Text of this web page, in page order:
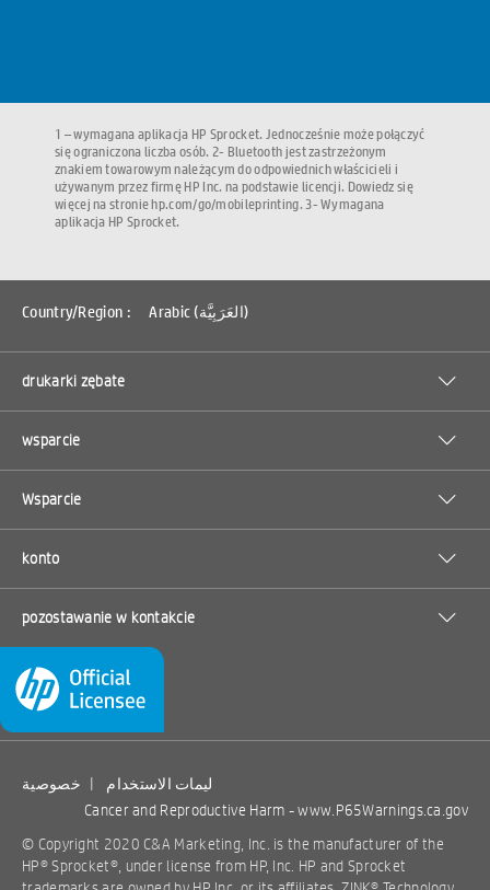
1 – wymagana aplikacja HP Sprocket. Jednocześnie może połączyć
się ograniczona liczba osób. 2- Bluetooth jest zastrzeżonym
znakiem towarowym należącym do odpowiednich właścicieli i
używanym przez firmę HP Inc. na podstawie licencji. Dowiedz się
więcej na stronie hp.com/go/mobileprinting. 3- Wymagana
aplikacja HP Sprocket.
Country/Region : Arabic (العَرَبِيَّة)
drukarki zębate
wsparcie
Wsparcie
konto
pozostawanie w kontakcie
خصوصية |
ليمات الاستخدام
Cancer and Reproductive Harm -www.P65Warnings.ca.gov
© Copyright 2020 C&A Marketing, Inc. is the manufacturer of the
HP® Sprocket®, under license from HP, Inc. HP and Sprocket